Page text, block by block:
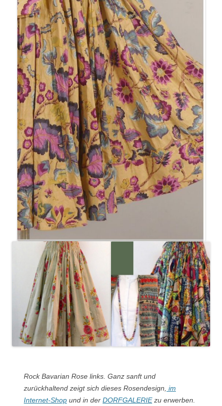
Rock Bavarian Rose links. Ganz sanft und
zurückhaltend zeigt sich dieses Rosendesign, im
Internet-Shop und in der DORFGALERIEzu erwerben.